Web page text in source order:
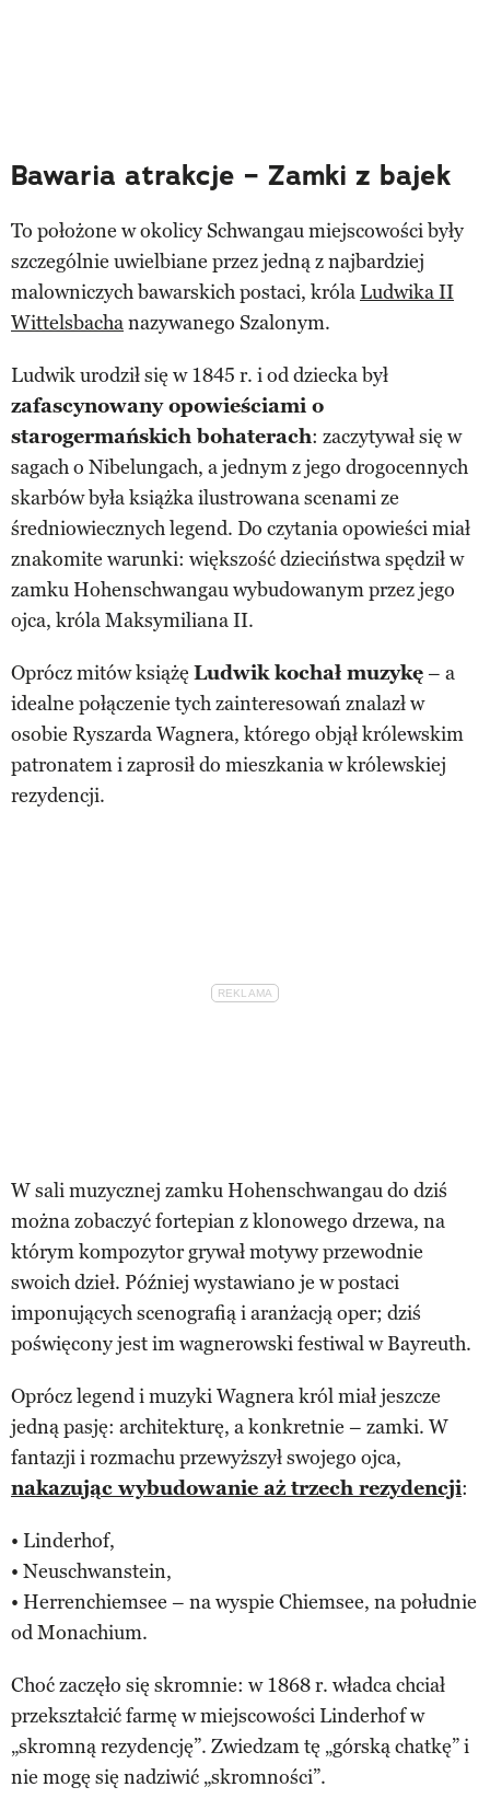
Bawaria atrakcje – Zamki z bajek
To położone w okolicy Schwangau miejscowości były
szczególnie uwielbiane przez jedną z najbardziej
malowniczych bawarskich postaci, króla Ludwika II
Wittelsbachanazywanego Szalonym.
Ludwik urodził się w 1845 r. i od dziecka był
zafascynowany opowieściami o
starogermańskich bohaterach: zaczytywał się w
sagach o Nibelungach, a jednym z jego drogocennych
skarbów była książka ilustrowana scenami ze
średniowiecznych legend. Do czytania opowieści miał
znakomite warunki: większość dzieciństwa spędził w
zamku Hohenschwangau wybudowanym przez jego
ojca, króla Maksymiliana II.
Oprócz mitów książę Ludwik kochał muzykę– a
idealne połączenie tych zainteresowań znalazł w
osobie Ryszarda Wagnera, którego objął królewskim
patronatem i zaprosił do mieszkania w królewskiej
rezydencji.
W sali muzycznej zamku Hohenschwangau do dziś
można zobaczyć fortepian z klonowego drzewa, na
którym kompozytor grywał motywy przewodnie
swoich dzieł. Później wystawiano je w postaci
imponujących scenografią i aranżacją oper; dziś
poświęcony jest im wagnerowski festiwal w Bayreuth.
Oprócz legend i muzyki Wagnera król miał jeszcze
jedną pasję: architekturę, a konkretnie – zamki. W
fantazji i rozmachu przewyższył swojego ojca,
nakazując wybudowanie aż trzech rezydencji:
• Linderhof,
• Neuschwanstein,
• Herrenchiemsee – na wyspie Chiemsee, na południe
od Monachium.
Choć zaczęło się skromnie: w 1868 r. władca chciał
przekształcić farmę w miejscowości Linderhof w
„skromną rezydencję”. Zwiedzam tę „górską chatkę” i
nie mogę się nadziwić „skromności”.